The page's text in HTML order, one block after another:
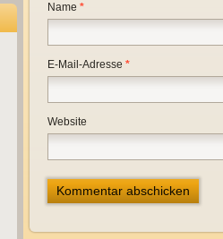
Name *
E-Mail-Adresse *
Website